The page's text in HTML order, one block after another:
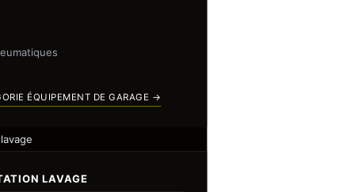
ÉQUIPEMENT DE GARAGE →
LAVAGE